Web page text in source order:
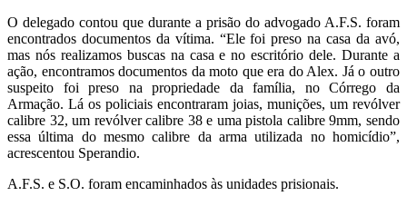
O delegado contou que durante a prisão do advogado A.F.S. foram
encontrados documentos da vítima. “Ele foi preso na casa da avó,
mas nós realizamos buscas na casa e no escritório dele. Durante a
ação, encontramos documentos da moto que era do Alex. Já o outro
suspeito foi preso na propriedade da família, no Córrego da
Armação. Lá os policiais encontraram joias, munições, um revólver
calibre 32, um revólver calibre 38 e uma pistola calibre 9mm, sendo
essa última do mesmo calibre da arma utilizada no homicídio”,
acrescentou Sperandio.
A.F.S. e S.O. foram encaminhados às unidades prisionais.